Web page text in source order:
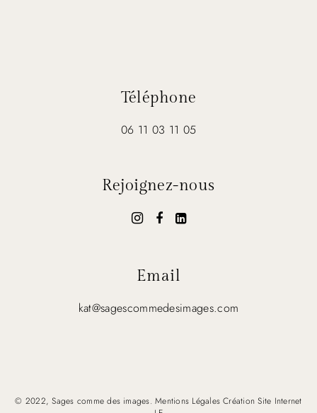
Téléphone
06 11 03 11 05
Rejoignez-nous
Email
kat@sagescommedesimages.com
© 2022, Sages comme des images.Mentions Légales Création Site Internet